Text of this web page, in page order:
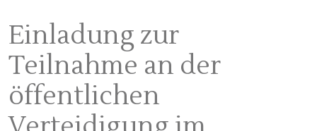
Einladung zur
Teilnahme an der
öffentlichen